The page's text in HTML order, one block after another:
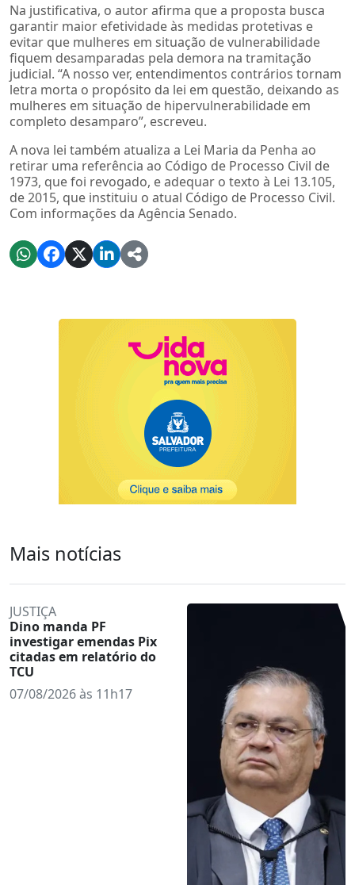
Na justificativa, o autor afirma que a proposta busca
garantir maior efetividade às medidas protetivas e
evitar que mulheres em situação de vulnerabilidade
fiquem desamparadas pela demora na tramitação
judicial. “A nosso ver, entendimentos contrários tornam
letra morta o propósito da lei em questão, deixando as
mulheres em situação de hipervulnerabilidade em
completo desamparo”, escreveu.
A nova lei também atualiza a Lei Maria da Penha ao
retirar uma referência ao Código de Processo Civil de
1973, que foi revogado, e adequar o texto à Lei 13.105,
de 2015, que instituiu o atual Código de Processo Civil.
Com informações da Agência Senado.
Mais notícias
JUSTIÇA
Dino manda PF
investigar emendas Pix
citadas em relatório do
TCU
07/08/2026 às 11h17